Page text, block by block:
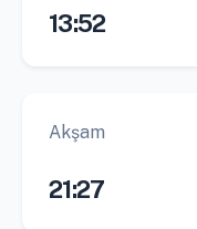
13:52
Akşam
21:27